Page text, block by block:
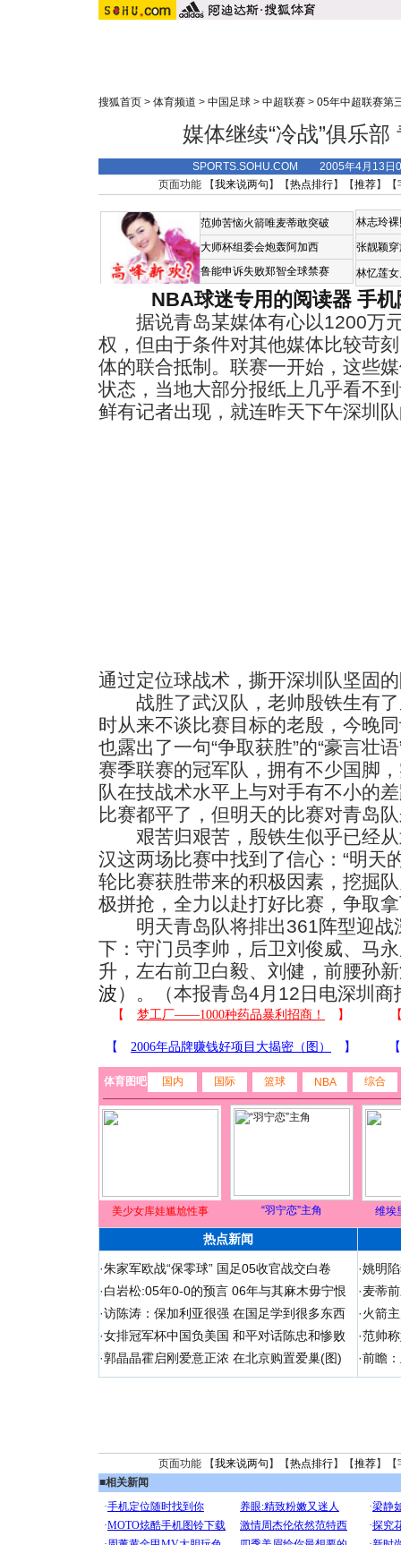
搜狐首页 > 体育频道 > 中国足球 > 中超联赛 > 05年中超联赛第
媒体继续“冷战”俱乐
SPORTS.SOHU.COM 2005年4月13日
页面功能 【我来说两句 】【热点排行】【推荐】【
范帅苦恼火箭唯麦蒂敢突破
大师杯组委会炮轰阿加西
鲁能申诉失败郑智全球禁赛
林志玲
张靓颖
林忆莲
NBA球迷专用的阅读器 手
据说青岛某媒体有心以1200万元
权，但由于条件对其他媒体比较苛
体的联合抵制。联赛一开始，这些
状态，当地大部分报纸上几乎看不
鲜有记者出现，就连昨天下午深圳
通过定位球战术，撕开深圳队坚固
战胜了武汉队，老帅殷铁生有了
时从来不谈比赛目标的老殷，今晚
也露出了一句“争取获胜”的“豪言壮
赛季联赛的冠军队，拥有不少国脚
队在技战术水平上与对手有不小的
比赛都平了，但明天的比赛对青岛
艰苦归艰苦，殷铁生似乎已经从
汉这两场比赛中找到了信心：“明天
轮比赛获胜带来的积极因素，挖掘
极拼抢，全力以赴打好比赛，争取
明天青岛队将排出361阵型迎战
下：守门员李帅，后卫刘俊威、马
升，左右前卫白毅、刘健，前腰孙
波）。（本报青岛4月12日电深圳商
体育图吧 国内 国际 篮球 NBA 综合
美少女库娃尴尬性事 “羽宁恋”主角 维埃
热点新闻
·朱家军欧战“保零球” 国足05收官战交白卷
·白岩松:05年0-0的预言 06年与其麻木毋宁恨
·访陈涛：保加利亚很强 在国足学到很多东西
·女排冠军杯中国负美国 和平对话陈忠和惨败
·郭晶晶霍启刚爱意正浓 在北京购置爱巢(图)
·姚明
·麦蒂
·火箭
·范帅
·前瞻
页面功能 【我来说两句 】【热点排行】【推荐】【
■相关新闻